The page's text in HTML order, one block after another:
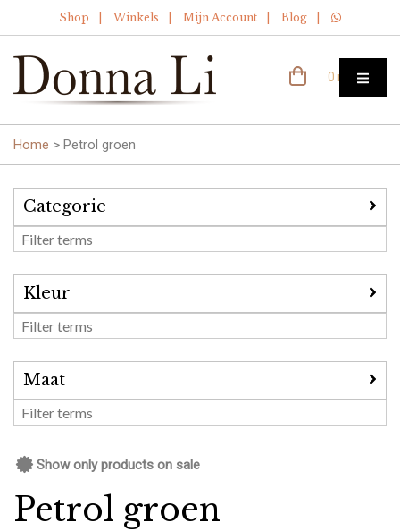
Shop Winkels Mijn Account Blog
0 items
Home > Petrol groen
Categorie
Kleur
Maat
Show only products on sale
Petrol groen